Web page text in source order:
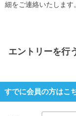
細をご連絡いたします。
エントリーを行
すでに会員の方はこ